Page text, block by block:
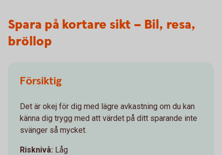
Spara på kortare sikt – Bil, resa,
bröllop
Försiktig
Det är okej för dig med lägre avkastning om du kan
känna dig trygg med att värdet på ditt sparande inte
svänger så mycket.
Risknivå: Låg